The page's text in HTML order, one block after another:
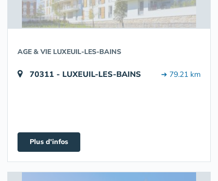
AGE & VIE LUXEUIL-LES-BAINS
70311 - LUXEUIL-LES-BAINS ➔ 79.21 km
Plus d'infos